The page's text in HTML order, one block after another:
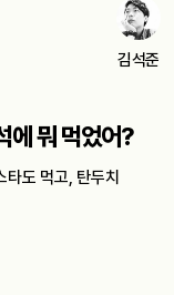
김석준
뭐 먹었어?
타도 먹고, 탄두치